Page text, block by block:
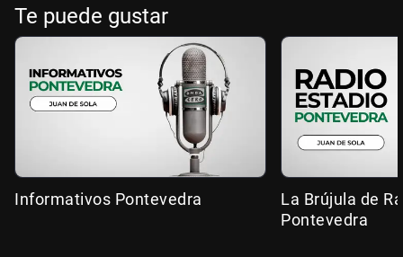
Te puede gustar
Informativos Pontevedra
La Brújula de
Pontevedra